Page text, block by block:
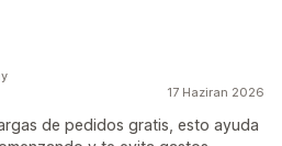
17 Haziran 2026
de pedidos gratis, esto ayuda